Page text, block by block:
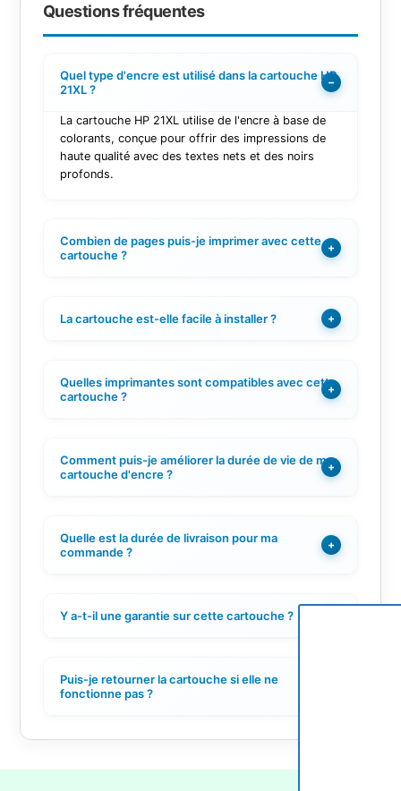
Questions fréquentes
Quel type d'encre est utilisé dans la cartouche HP
21XL ?
−
La cartouche HP 21XL utilise de l'encre à base de
colorants, conçue pour offrir des impressions de
haute qualité avec des textes nets et des noirs
profonds.
Combien de pages puis-je imprimer avec cette
cartouche ?
+
La cartouche est-elle facile à installer ? +
Quelles imprimantes sont compatibles avec cette
cartouche ?
+
Comment puis-je améliorer la durée de vie de ma
cartouche d'encre ?
+
Quelle est la durée de livraison pour ma
commande ?
+
Y a-t-il une garantie sur cette cartouche ?
Puis-je retourner la cartouche si elle ne
fonctionne pas ?